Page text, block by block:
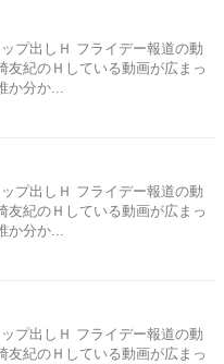
プ出しＨ フライデー報道の動
友紀のＨしている動画が広まっ
か分か...
プ出しＨ フライデー報道の動
友紀のＨしている動画が広まっ
か分か...
プ出しＨ フライデー報道の動
友紀のＨしている動画が広まっ